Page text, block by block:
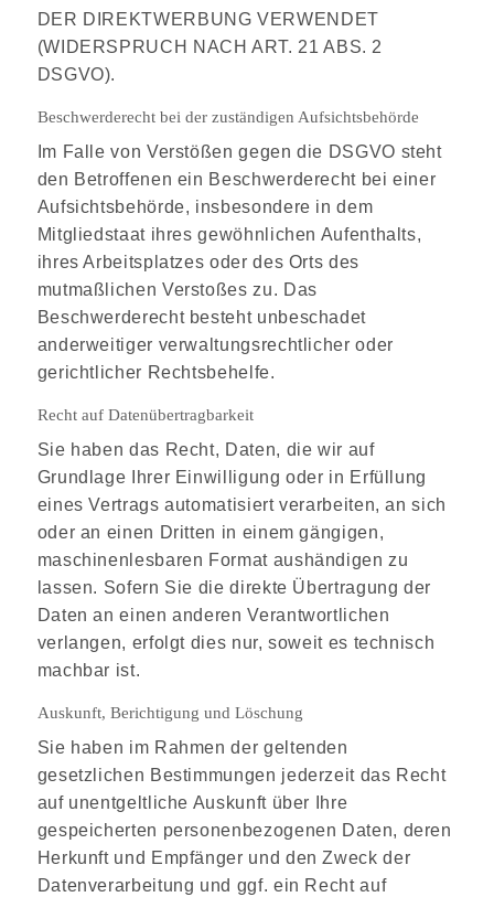
DER DIREKTWERBUNG VERWENDET
(WIDERSPRUCH NACH ART. 21 ABS. 2
DSGVO).
Beschwerde­recht bei der zuständigen Aufsichts­behörde
Im Falle von Verstößen gegen die DSGVO steht
den Betroffenen ein Beschwerderecht bei einer
Aufsichtsbehörde, insbesondere in dem
Mitgliedstaat ihres gewöhnlichen Aufenthalts,
ihres Arbeitsplatzes oder des Orts des
mutmaßlichen Verstoßes zu. Das
Beschwerderecht besteht unbeschadet
anderweitiger verwaltungsrechtlicher oder
gerichtlicher Rechtsbehelfe.
Recht auf Daten­übertrag­barkeit
Sie haben das Recht, Daten, die wir auf
Grundlage Ihrer Einwilligung oder in Erfüllung
eines Vertrags automatisiert verarbeiten, an sich
oder an einen Dritten in einem gängigen,
maschinenlesbaren Format aushändigen zu
lassen. Sofern Sie die direkte Übertragung der
Daten an einen anderen Verantwortlichen
verlangen, erfolgt dies nur, soweit es technisch
machbar ist.
Auskunft, Berichtigung und Löschung
Sie haben im Rahmen der geltenden
gesetzlichen Bestimmungen jederzeit das Recht
auf unentgeltliche Auskunft über Ihre
gespeicherten personenbezogenen Daten, deren
Herkunft und Empfänger und den Zweck der
Datenverarbeitung und ggf. ein Recht auf